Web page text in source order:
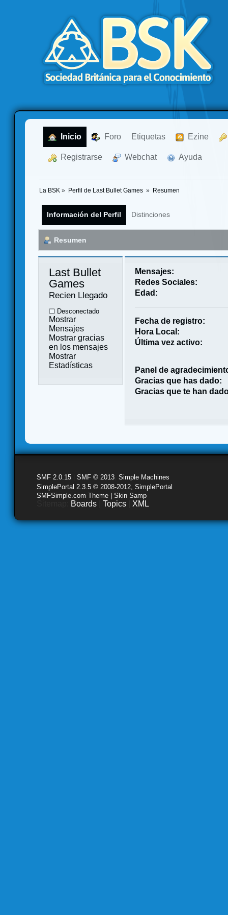
Inicio Foro Etiquetas Ezine
Registrarse Webchat Ayuda
La BSK » Perfil de Last Bullet Games » Resumen
Información del Perfil Distinciones
Resumen
Last Bullet
Games
Recien Llegado
Desconectado
Mostrar
Mensajes
Mostrar gracias
en los mensajes
Mostrar
Estadísticas
Mensajes:
Redes Sociales:
Edad:
Fecha de registro:
Hora Local:
Última vez activo:
Panel de
Gracias que has dado:
Gracias que te han
SMF 2.0.15 SMF © 2013 Simple Machines
SimplePortal 2.3.5 © 2008-2012, SimplePortal
SMFSimple.com Theme | Skin Samp
Boards Topics XML